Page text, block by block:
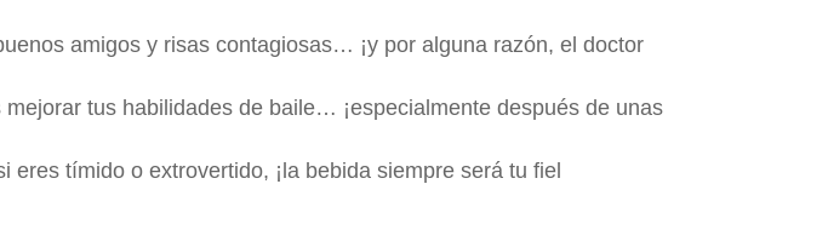
amigos y risas contagiosas… ¡y por alguna razón, el doctor
tus habilidades de baile… ¡especialmente después de unas
tímido o extrovertido, ¡la bebida siempre será tu fiel